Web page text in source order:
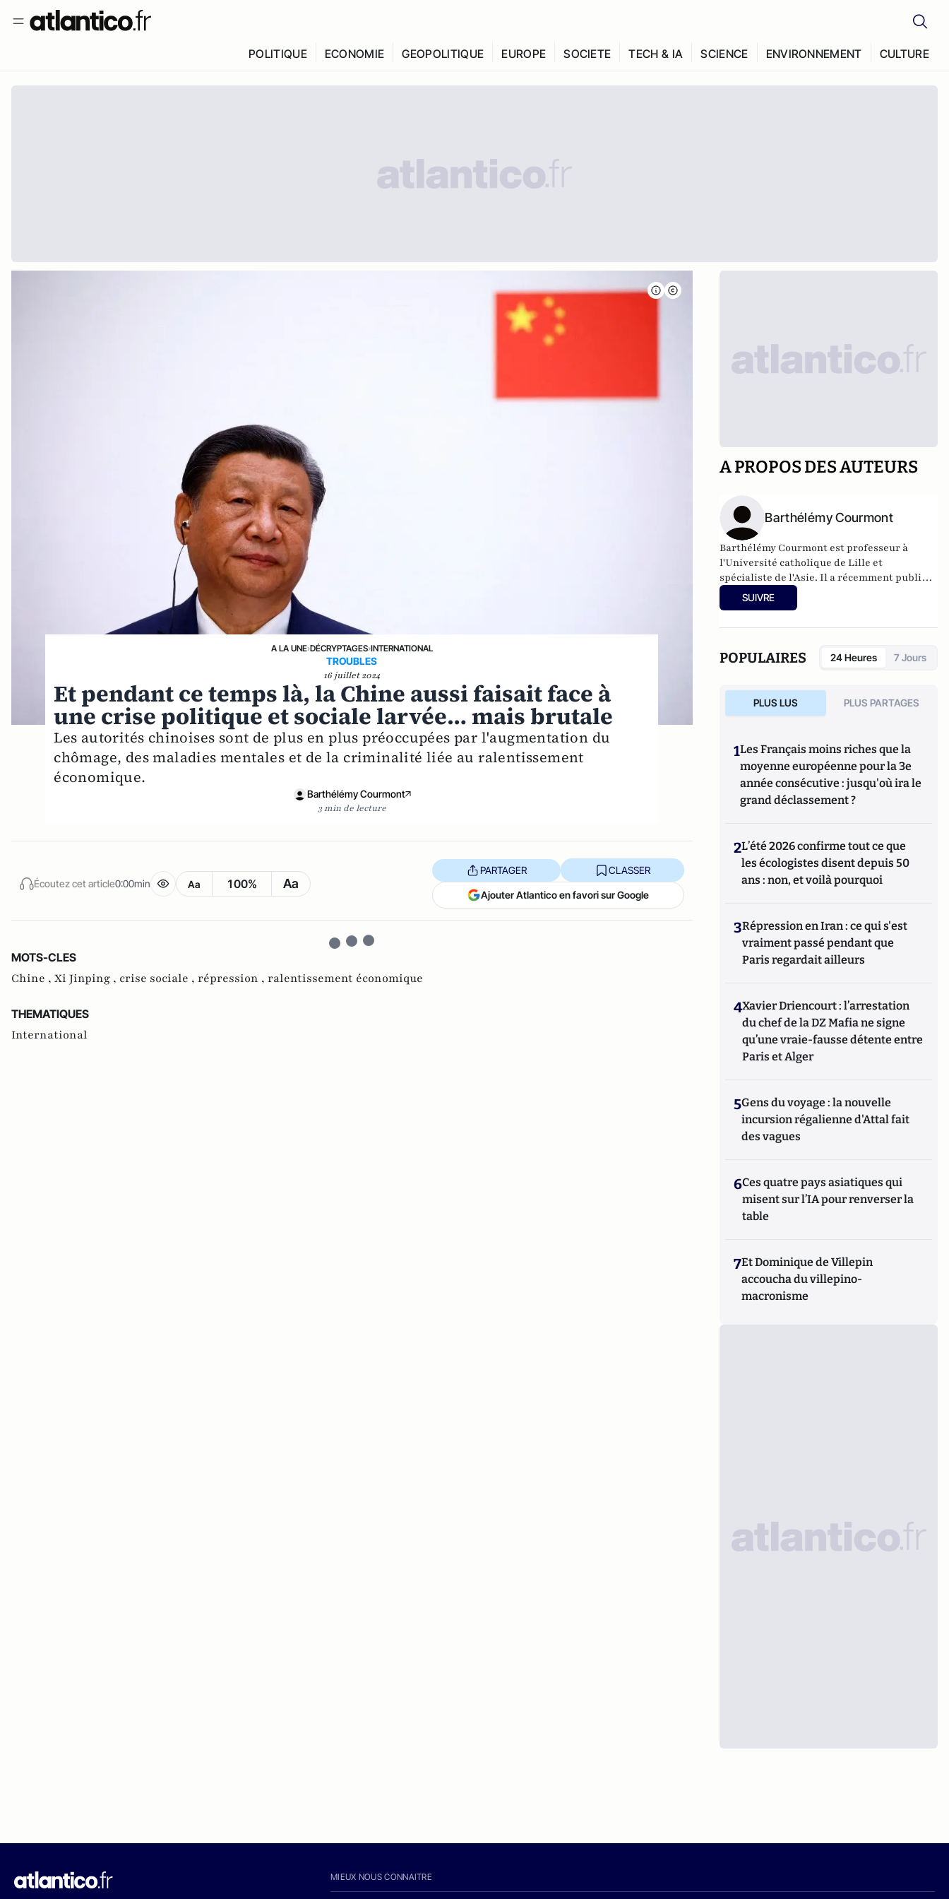
POLITIQUE ECONOMIE GEOPOLITIQUE EUROPE SOCIETE TECH & IA SCIENCE ENVIRONNEMENT CULTURE
A LA UNE›DÉCRYPTAGES›INTERNATIONAL
TROUBLES
16 juillet 2024
Et pendant ce temps là, la Chine aussi faisait face à
une crise politique et sociale larvée… mais brutale
Les autorités chinoises sont de plus en plus préoccupées par l'augmentation du
chômage, des maladies mentales et de la criminalité liée au ralentissement
économique.
Barthélémy Courmont
3 min de lecture
Écoutez cet article0:00min Aa 100% Aa
PARTAGER CLASSER
Ajouter Atlantico en favori sur Google
MOTS-CLES
Chine , Xi Jinping , crise sociale , répression , ralentissement économique
THEMATIQUES
International
A PROPOS DES AUTEURS
Barthélémy Courmont
Barthélémy Courmont est professeur à
l'Université catholique de Lille et
spécialiste de l'Asie. Il a récemment publié
La Chine face au monde, chez Eyrolles.
SUIVRE
POPULAIRES 24 Heures 7 Jours
PLUS LUS PLUS PARTAGES
1Les Français moins riches que la
moyenne européenne pour la 3e
année consécutive : jusqu'où ira le
grand déclassement ?
2L’été 2026 confirme tout ce que
les écologistes disent depuis 50
ans : non, et voilà pourquoi
3Répression en Iran : ce qui s'est
vraiment passé pendant que
Paris regardait ailleurs
4Xavier Driencourt : l’arrestation
du chef de la DZ Mafia ne signe
qu’une vraie-fausse détente entre
Paris et Alger
5Gens du voyage : la nouvelle
incursion régalienne d'Attal fait
des vagues
6Ces quatre pays asiatiques qui
misent sur l’IA pour renverser la
table
7Et Dominique de Villepin
accoucha du villepino-
macronisme
MIEUX NOUS CONNAITRE